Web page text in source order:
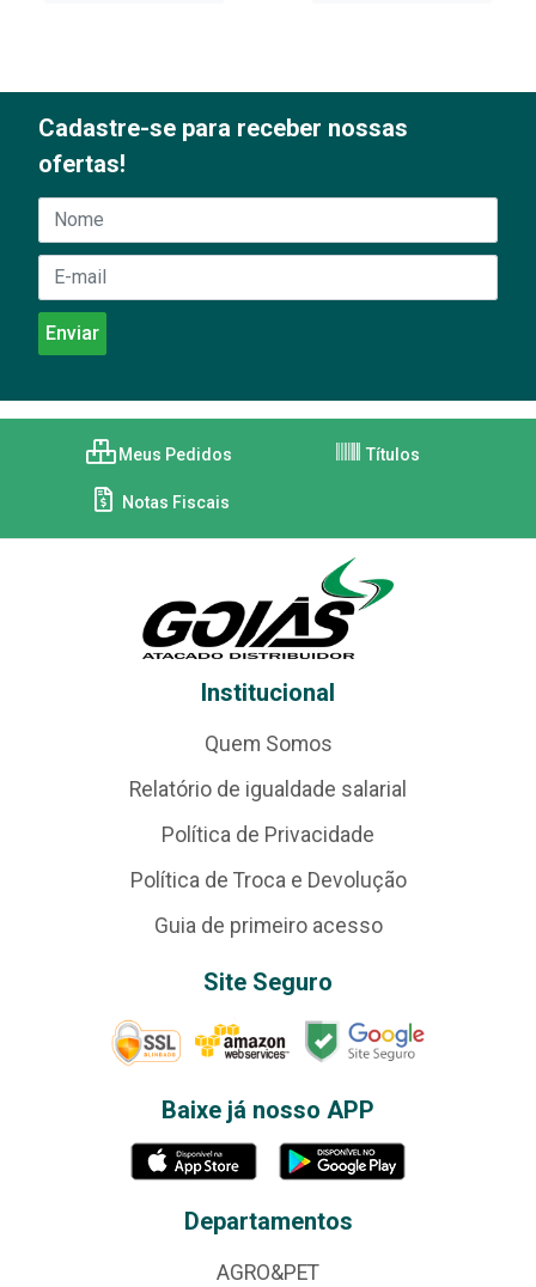
Cadastre-se para receber nossas
ofertas!
Meus Pedidos Títulos
Notas Fiscais
Institucional
Quem Somos
Relatório de igualdade salarial
Política de Privacidade
Política de Troca e Devolução
Guia de primeiro acesso
Site Seguro
Baixe já nosso APP
Departamentos
AGRO&PET